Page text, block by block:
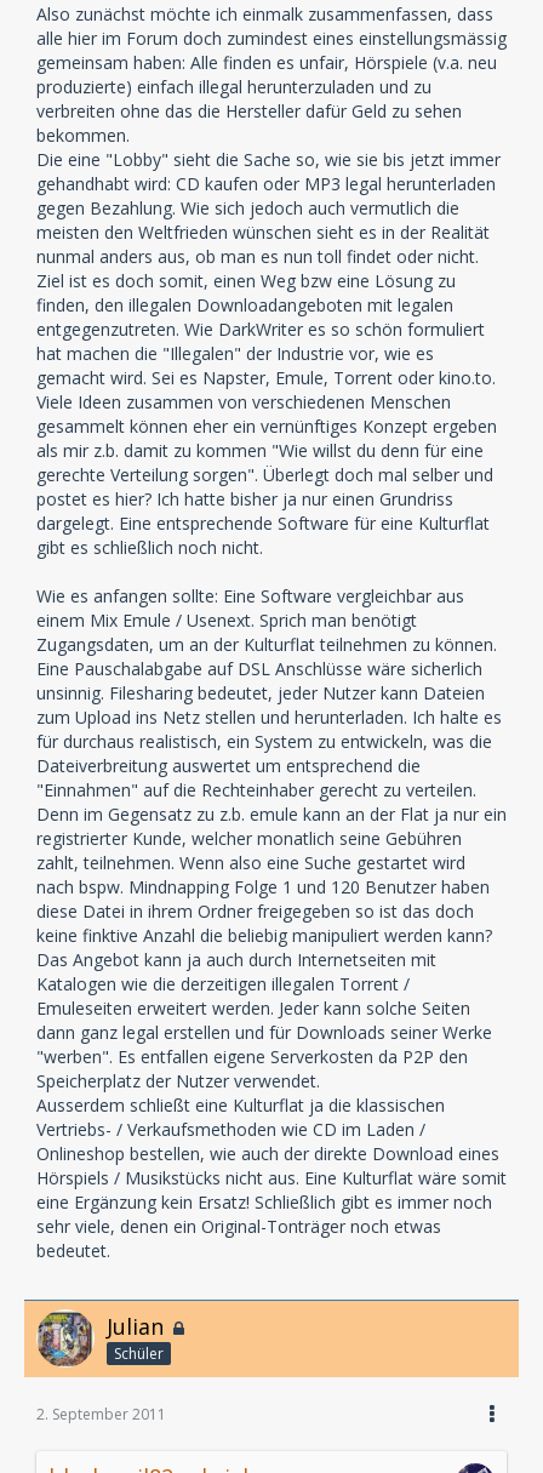
Also zunächst möchte ich einmalk zusammenfassen, dass
alle hier im Forum doch zumindest eines einstellungsmässig
gemeinsam haben: Alle finden es unfair, Hörspiele (v.a. neu
produzierte) einfach illegal herunterzuladen und zu
verbreiten ohne das die Hersteller dafür Geld zu sehen
bekommen.
Die eine "Lobby" sieht die Sache so, wie sie bis jetzt immer
gehandhabt wird: CD kaufen oder MP3 legal herunterladen
gegen Bezahlung. Wie sich jedoch auch vermutlich die
meisten den Weltfrieden wünschen sieht es in der Realität
nunmal anders aus, ob man es nun toll findet oder nicht.
Ziel ist es doch somit, einen Weg bzw eine Lösung zu
finden, den illegalen Downloadangeboten mit legalen
entgegenzutreten. Wie DarkWriter es so schön formuliert
hat machen die "Illegalen" der Industrie vor, wie es
gemacht wird. Sei es Napster, Emule, Torrent oder kino.to.
Viele Ideen zusammen von verschiedenen Menschen
gesammelt können eher ein vernünftiges Konzept ergeben
als mir z.b. damit zu kommen "Wie willst du denn für eine
gerechte Verteilung sorgen". Überlegt doch mal selber und
postet es hier? Ich hatte bisher ja nur einen Grundriss
dargelegt. Eine entsprechende Software für eine Kulturflat
gibt es schließlich noch nicht.
Wie es anfangen sollte: Eine Software vergleichbar aus
einem Mix Emule / Usenext. Sprich man benötigt
Zugangsdaten, um an der Kulturflat teilnehmen zu können.
Eine Pauschalabgabe auf DSL Anschlüsse wäre sicherlich
unsinnig. Filesharing bedeutet, jeder Nutzer kann Dateien
zum Upload ins Netz stellen und herunterladen. Ich halte es
für durchaus realistisch, ein System zu entwickeln, was die
Dateiverbreitung auswertet um entsprechend die
"Einnahmen" auf die Rechteinhaber gerecht zu verteilen.
Denn im Gegensatz zu z.b. emule kann an der Flat ja nur ein
registrierter Kunde, welcher monatlich seine Gebühren
zahlt, teilnehmen. Wenn also eine Suche gestartet wird
nach bspw. Mindnapping Folge 1 und 120 Benutzer haben
diese Datei in ihrem Ordner freigegeben so ist das doch
keine finktive Anzahl die beliebig manipuliert werden kann?
Das Angebot kann ja auch durch Internetseiten mit
Katalogen wie die derzeitigen illegalen Torrent /
Emuleseiten erweitert werden. Jeder kann solche Seiten
dann ganz legal erstellen und für Downloads seiner Werke
"werben". Es entfallen eigene Serverkosten da P2P den
Speicherplatz der Nutzer verwendet.
Ausserdem schließt eine Kulturflat ja die klassischen
Vertriebs- / Verkaufsmethoden wie CD im Laden /
Onlineshop bestellen, wie auch der direkte Download eines
Hörspiels / Musikstücks nicht aus. Eine Kulturflat wäre somit
eine Ergänzung kein Ersatz! Schließlich gibt es immer noch
sehr viele, denen ein Original-Tonträger noch etwas
bedeutet.
Julian
Schüler
2. September 2011